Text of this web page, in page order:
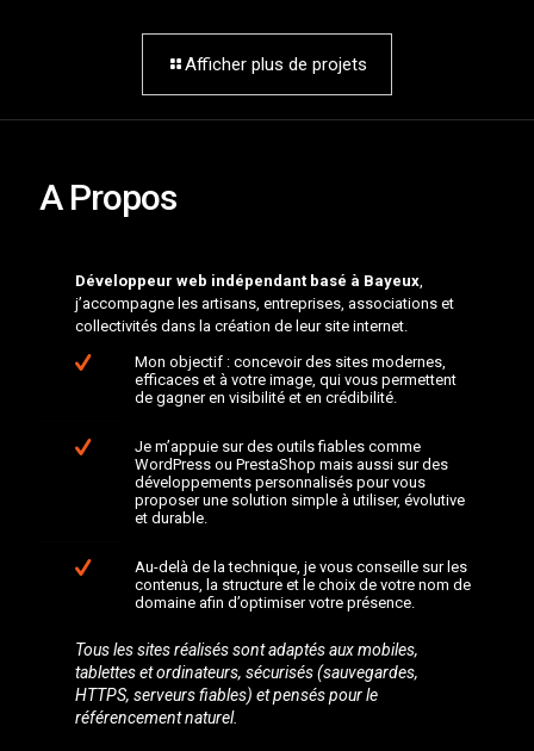
Afficher plus de projets
A Propos
Développeur web indépendant basé à Bayeux
j’accompagne les artisans, entreprises, associations et
collectivités dans la création de leur site internet.
Mon objectif : concevoir des sites modernes,
efficaces et à votre image, qui vous permettent
de gagner en visibilité et en crédibilité.
Je m’appuie sur des outils fiables comme
WordPress ou PrestaShop mais aussi sur des
développements personnalisés pour vous
proposer une solution simple à utiliser, évolutive
et durable.
Au-delà de la technique, je vous conseille sur les
contenus, la structure et le choix de votre nom de
domaine afin d’optimiser votre présence.
Tous les sites réalisés sont adaptés aux mobiles,
tablettes et ordinateurs, sécurisés (sauvegardes,
HTTPS, serveurs fiables) et pensés pour le
référencement naturel.